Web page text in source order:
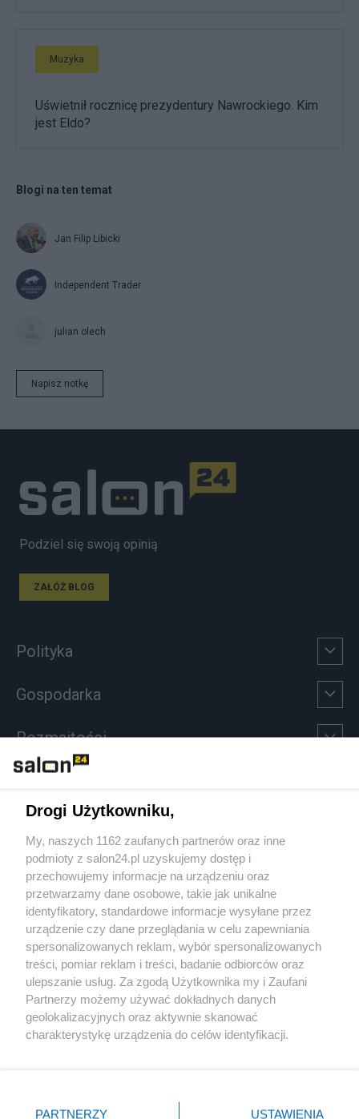
Muzyka
Uświetnił rocznicę prezydentury Nawrockiego. Kim
jest Eldo?
Blogi na ten temat
Jan Filip Libicki
Independent Trader
julian olech
Napisz notkę
Podziel się swoją opinią
ZAŁÓŻ BLOG
Polityka
Gospodarka
Rozmaitości
Sport
Społeczeństwo
Kultura
X Facebook Instagram Youtube
Drogi Użytkowniku,
My, naszych 1162 zaufanych partnerów oraz inne
podmioty z salon24.pl uzyskujemy dostęp i
przechowujemy informacje na urządzeniu oraz
przetwarzamy dane osobowe, takie jak unikalne
identyfikatory, standardowe informacje wysyłane przez
urządzenie czy dane przeglądania w celu zapewniania
spersonalizowanych reklam, wybór spersonalizowanych
treści, pomiar reklam i treści, badanie odbiorców oraz
ulepszanie usług. Za zgodą Użytkownika my i Zaufani
Partnerzy możemy używać dokładnych danych
geolokalizacyjnych oraz aktywnie skanować
charakterystykę urządzenia do celów identyfikacji.
zmienić/wycofać klikając przycisk ustawień prywatności
PARTNERZY USTAWIENIA